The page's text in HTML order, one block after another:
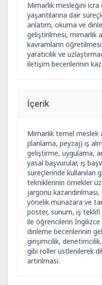
Mimarlık mesleğini
yaşantılarına dair
anlatım, okuma ve
geliştirilmesi, mimarlık
kavramların
yaratıcılık ve
iletişim becerilerinin
İçerik
Mimarlık temel meslek
planlama, peyzaj) iş
geliştirme, uygulama,
yasal başvurular, iş
süreçlerinde kullanılan
tekniklerinin örnekler
jargonu
yönelik münazara ve
poster, sunum, iş teklifi
ile öğrencilerin
dinleme becerilerinin
girişimcilik, denetimcilik,
gibi roller üstlenilerek
artırılması.